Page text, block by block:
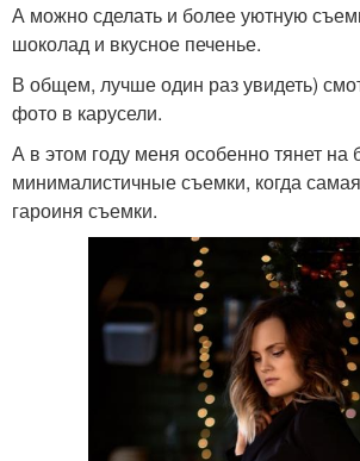
А можно сделать и более уютную
шоколад и вкусное печенье.
В общем, лучше один раз увидеть)
фото в карусели.
А в этом году меня особенно тянет на
минималистичные съемки, когда
гароиня съемки.